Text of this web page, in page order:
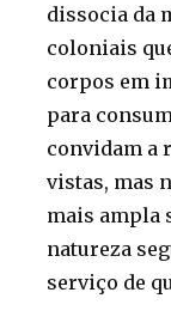
dissocia da
coloniais
corpos em
para
convidam a
vistas, mas
mais ampla
natureza
serviço de